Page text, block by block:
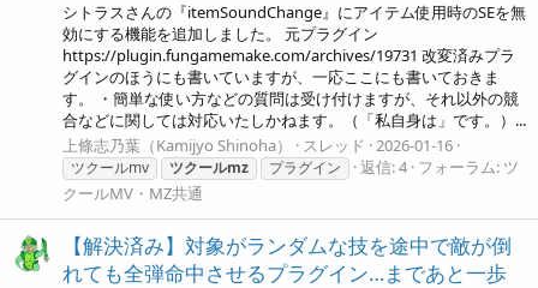
シトラスさんの『itemSoundChange』にアイテム使用時のSEを無
効にする機能を追加しました。 元プラグイン
https://plugin.fungamemake.com/archives/19731 改変済みプラ
グインのほうにも書いていますが、一応ここにも書いておきま
す。 ・簡単な使い方などの質問は受け付けますが、それ以外の競
合などに関しては対応いたしかねます。（「私自身は」です。）...
上條志乃葉（Kamijyo Shinoha）
スレッド 2026-01-16
ツクールmv ツクールmz プラグイン 返信: 4 フォーラム: ツ
クールMV・MZ共通
【解決済み】対象がランダムな技を途中で敵が倒
れても全弾命中させるプラグイン…まであと一歩